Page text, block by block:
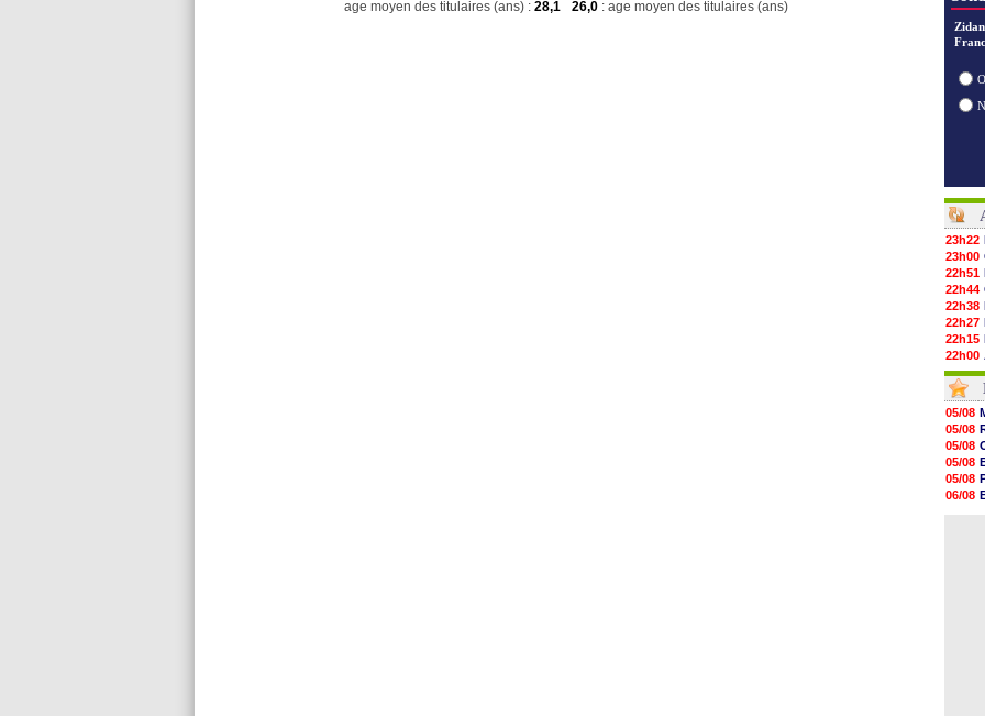
age moyen des titulaires (ans) : 28,1
26,0 : age moyen des titulaires (ans)
23h22
23h00
22h51
22h44
22h38
22h27
22h15
22h00
21h48
21h39
21h26
21h05
20h47
20h30
20h18
20h04
19h47
05/08
05/08
05/08
05/08
05/08
06/08